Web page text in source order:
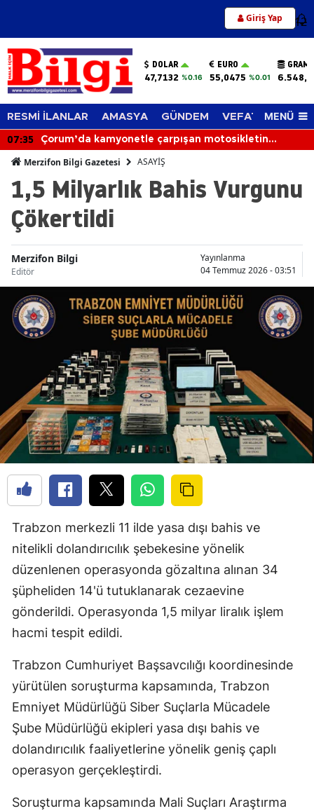
Giriş Yap 12
DOLAR
47,7132 %0.16
EURO
55,0475 %0.01
GRAM
RESMİ İLANLAR AMASYA GÜNDEM VEFAT EDENLER
MENÜ
07:35
Çorum’da kamyonetle çarpışan motosikletin
Merzifon Bilgi Gazetesi ASAYİŞ
1,5 Milyarlık Bahis Vurgunu
Çökertildi
Merzifon Bilgi
Editör
Yayınlanma
04 Temmuz 2026 - 03:51
Trabzon merkezli 11 ilde yasa dışı bahis ve
nitelikli dolandırıcılık şebekesine yönelik
düzenlenen operasyonda gözaltına alınan 34
şüpheliden 14'ü tutuklanarak cezaevine
gönderildi. Operasyonda 1,5 milyar liralık işlem
hacmi tespit edildi.
Trabzon Cumhuriyet Başsavcılığı koordinesinde
yürütülen soruşturma kapsamında, Trabzon
Emniyet Müdürlüğü Siber Suçlarla Mücadele
Şube Müdürlüğü ekipleri yasa dışı bahis ve
dolandırıcılık faaliyetlerine yönelik geniş çaplı
operasyon gerçekleştirdi.
Soruşturma kapsamında Mali Suçları Araştırma